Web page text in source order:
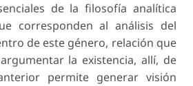
de lafilosofía analítica
corresponden al análisis del
de este género, relación que
la existencia, allí, de
permite generar visión